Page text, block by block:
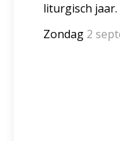
liturgisch jaar.
Zondag 2